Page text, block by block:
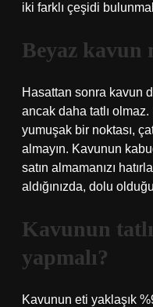
iki farklı çeşidi
Beyaz kavun
Hasattan sonra kavun
ancak daha tatlı olmaz.
yumuşak bir noktası,
almayın. Kavunun
satın almamanızı
aldığınızda, dolu
Kavunun
yapmalı?
Kavunun eti yaklaşık